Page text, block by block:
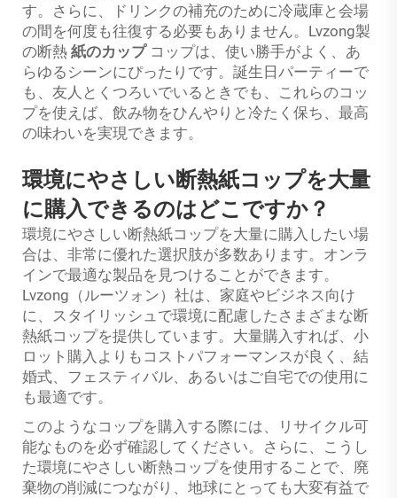
す。さらに、ドリンクの補充のために冷蔵庫と会場
の間を何度も往復する必要もありません。Lvzong製
の断熱 紙のカップ コップは、使い勝手がよく、あ
らゆるシーンにぴったりです。誕生日パーティーで
も、友人とくつろいでいるときでも、これらのコッ
プを使えば、飲み物をひんやりと冷たく保ち、最高
の味わいを実現できます。
環境にやさしい断熱紙コップを大量
に購入できるのはどこですか？
環境にやさしい断熱紙コップを大量に購入したい場
合は、非常に優れた選択肢が多数あります。オンラ
インで最適な製品を見つけることができます。
Lvzong（ルーツォン）社は、家庭やビジネス向け
に、スタイリッシュで環境に配慮したさまざまな断
熱紙コップを提供しています。大量購入すれば、小
ロット購入よりもコストパフォーマンスが良く、結
婚式、フェスティバル、あるいはご自宅での使用に
も最適です。
このようなコップを購入する際には、リサイクル可
能なものを必ず確認してください。さらに、こうし
た環境にやさしい断熱コップを使用することで、廃
棄物の削減につながり、地球にとっても大変有益で